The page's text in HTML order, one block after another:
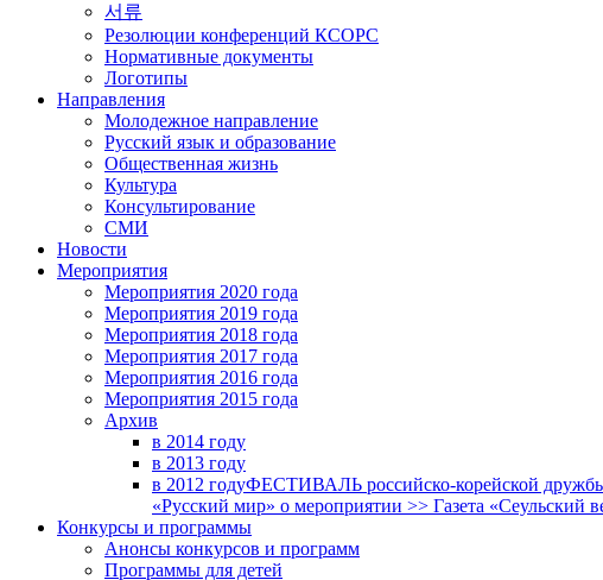
서류
Резолюции конференций КСОРС
Нормативные документы
Логотипы
Направления
Молодежное направление
Русский язык и образование
Общественная жизнь
Культура
Консультирование
СМИ
Новости
Мероприятия
Мероприятия 2020 года
Мероприятия 2019 года
Мероприятия 2018 годa
Мероприятия 2017 года
Мероприятия 2016 года
Мероприятия 2015 года
Архив
в 2014 году
в 2013 году
в 2012 годуФЕСТИВАЛЬ российско-корейской
«Русский мир» о мероприятии >> Газета «Сеульский
Конкурсы и программы
Анонсы конкурсов и программ
Программы для детей